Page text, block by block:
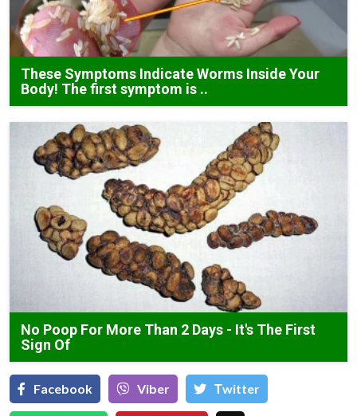
These Symptoms Indicate Worms Inside Your
Body! The first symptom is ..
No Poop For More Than 2 Days - It's The First
Sign Of
Facebook Viber Тwitter